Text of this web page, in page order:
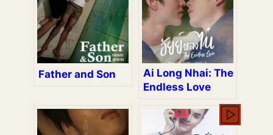
Father and Son
Ai Long Nhai: The
Endless Love